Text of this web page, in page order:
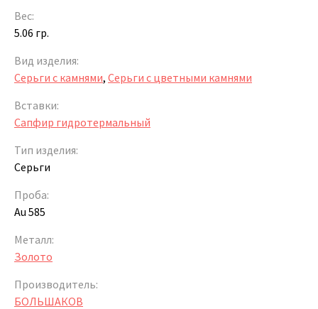
Вес:
5.06 гр.
Вид изделия:
Серьги с камнями, Серьги с цветными камнями
Вставки:
Сапфир гидротермальный
Тип изделия:
Серьги
Проба:
Au 585
Металл:
Золото
Производитель:
БОЛЬШАКОВ